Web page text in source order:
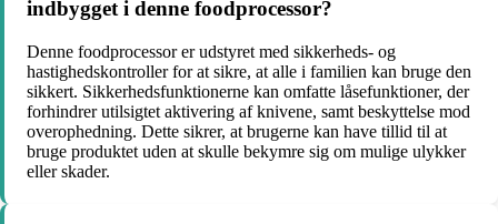
indbygget i denne foodprocessor?
Denne foodprocessor er udstyret med sikkerheds- og
hastighedskontroller for at sikre, at alle i familien kan bruge den
sikkert. Sikkerhedsfunktionerne kan omfatte låsefunktioner, der
forhindrer utilsigtet aktivering af knivene, samt beskyttelse mod
overophedning. Dette sikrer, at brugerne kan have tillid til at
bruge produktet uden at skulle bekymre sig om mulige ulykker
eller skader.